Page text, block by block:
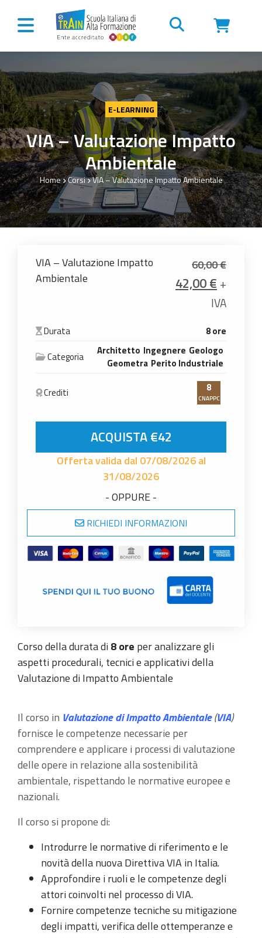
Vai al contenuto
E-LEARNING
VIA – Valutazione Impatto
Ambientale
Home Corsi VIA – Valutazione Impatto Ambientale
VIA – Valutazione Impatto
Ambientale
60,00€
Il prezzo
42,00€Il+
IVA
Durata
8 ore
Categoria
Architetto Ingegnere Geologo
Geometra Perito Industriale
Crediti 8
CNAPPC
VIA - Valutazione Impatto Ambientale quantità
ACQUISTA €42
Offerta valida dal 07/08/2026 al
31/08/2026
- OPPURE -
RICHIEDI INFORMAZIONI
Corso della durata di8 ore per analizzare gli
aspetti procedurali, tecnici e applicativi della
Valutazione di Impatto Ambientale
Il corso in Valutazione di Impatto Ambientale(VIA)
fornisce le competenze necessarie per
comprendere e applicare i processi di valutazione
delle opere in relazione alla sostenibilità
ambientale, rispettando le normative europee e
nazionali.
Il corso si propone di:
Introdurre le normative di riferimento e le
novità della nuova Direttiva VIA in Italia.
Approfondire i ruoli e le competenze degli
attori coinvolti nel processo di VIA.
Fornire competenze tecniche su mitigazione
degli impatti, verifica delle ottemperanze e